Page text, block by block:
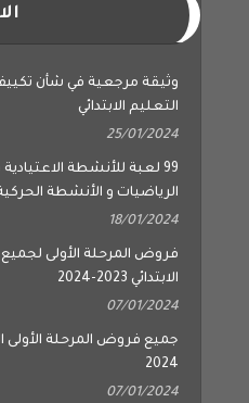
وثيقة مرجعية في شأن
التعليم الابتدائي
25/01/2024
99 لعبة للأنشطة
الرياضيات و الأنشطة
18/01/2024
فروض المرحلة الأولى
الابتدائي 2023-2024
07/01/2024
2024
07/01/2024